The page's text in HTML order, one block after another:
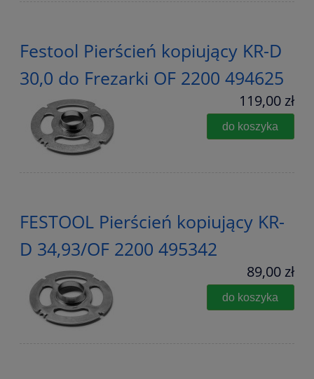
Festool Pierścień kopiujący KR-D
30,0 do Frezarki OF 2200 494625
119,00 zł
do koszyka
FESTOOL Pierścień kopiujący KR-
D 34,93/OF 2200 495342
89,00 zł
do koszyka